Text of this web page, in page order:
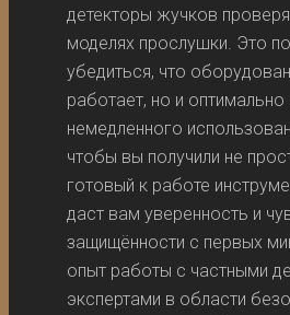
детекторы жучков
моделях прослушки. Это
убедиться, что
работает, но и
немедленного
чтобы вы получили не
готовый к работе
даст вам уверенность и
защищённости с первых
опыт работы с частными
экспертами в области